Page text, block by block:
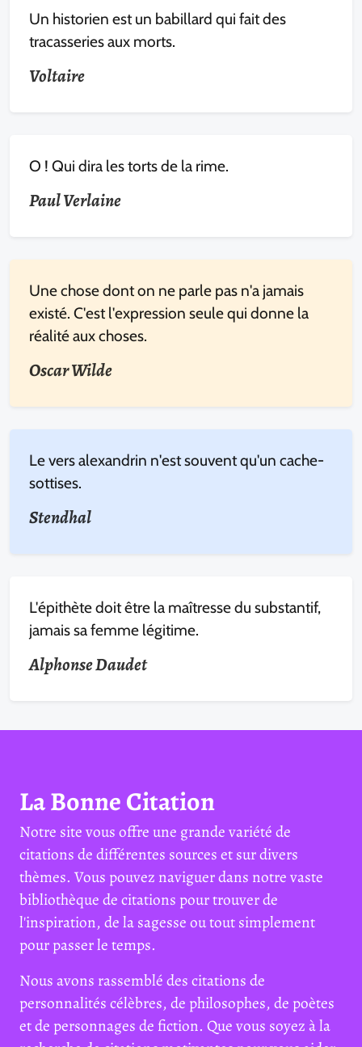
Un historien est un babillard qui fait des
tracasseries aux morts.
Voltaire
O ! Qui dira les torts de la rime.
Paul Verlaine
Une chose dont on ne parle pas n'a jamais
existé. C'est l'expression seule qui donne la
réalité aux choses.
Oscar Wilde
Le vers alexandrin n'est souvent qu'un cache-
sottises.
Stendhal
L'épithète doit être la maîtresse du substantif,
jamais sa femme légitime.
Alphonse Daudet
La Bonne Citation
Notre site vous offre une grande variété de
citations de différentes sources et sur divers
thèmes. Vous pouvez naviguer dans notre vaste
bibliothèque de citations pour trouver de
l'inspiration, de la sagesse ou tout simplement
pour passer le temps.
Nous avons rassemblé des citations de
personnalités célèbres, de philosophes, de poètes
et de personnages de fiction. Que vous soyez à la